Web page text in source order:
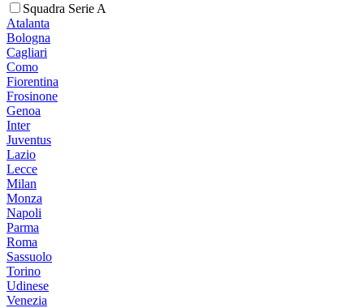
Squadra Serie A
Atalanta
Bologna
Cagliari
Como
Fiorentina
Frosinone
Genoa
Inter
Juventus
Lazio
Lecce
Milan
Monza
Napoli
Parma
Roma
Sassuolo
Torino
Udinese
Venezia